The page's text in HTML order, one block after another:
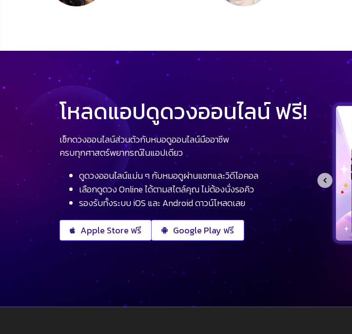
โหลดแอปดูดวงออนไลน์ ฟรี!
เช็กดวงออนไลน์ส่วนตัวกับหมอดูออนไลน์มืออาชีพ
ครบทุกศาสตร์พยากรณ์ในแอปเดียว
ดูดวงออนไลน์แม่น ๆ กับหมอดูผ่านแชทและวิดีโอคอล
เลือกดูดวง Online ได้ตามสไตล์คุณ ไม่ต้องนั่งรอคิว
รองรับทั้งระบบ iOS และ Android ดาวน์โหลดเลย
Apple Store ฟรี Google Play ฟรี